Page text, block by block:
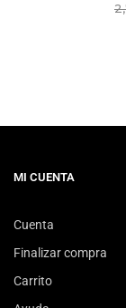
MI CUENTA
Cuenta
Finalizar compra
Carrito